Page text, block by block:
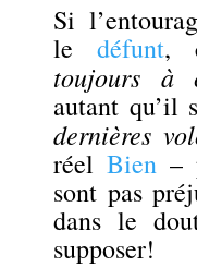
Si
ledéfunt,
toujours à
autant qu’il
dernières
réelBien –
sont pas
dans le
supposer!